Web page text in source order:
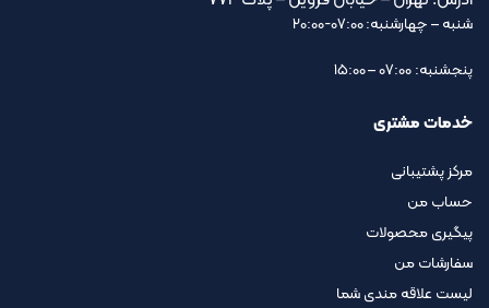
شنبه – چهارشنبه: 07:00-20:00
پنجشنبه: 07:00 – 15:00
خدمات مشتری
مرکز پشتیبانی
حساب من
پیگیری محصولات
سفارشات من
لیست علاقه مندی شما